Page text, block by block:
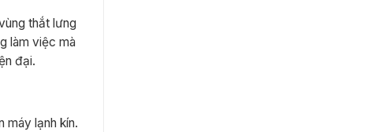
thắt lưng
làm việc mà
đại.
máy lạnh kín.